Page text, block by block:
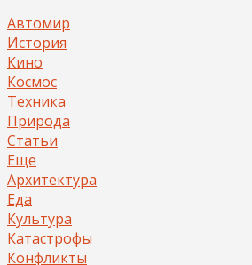
Автомир
История
Кино
Космос
Техника
Природа
Статьи
Еще
Архитектура
Еда
Культура
Катастрофы
Конфликты